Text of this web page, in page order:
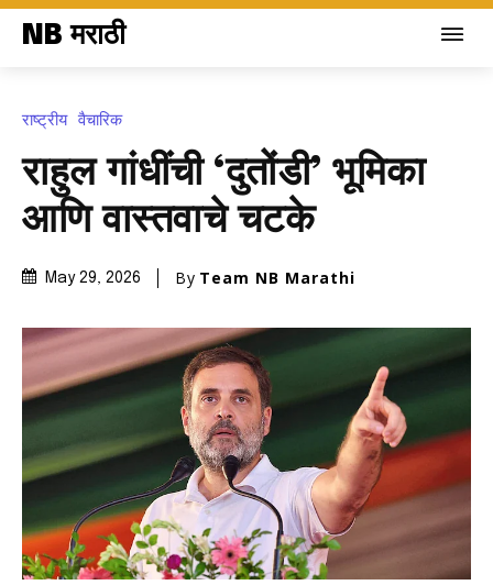
NB मराठी
राष्ट्रीय वैचारिक
राहुल गांधींची ‘दुतोंडी’ भूमिका
आणि वास्तवाचे चटके
May 29, 2026 By Team NB Marathi